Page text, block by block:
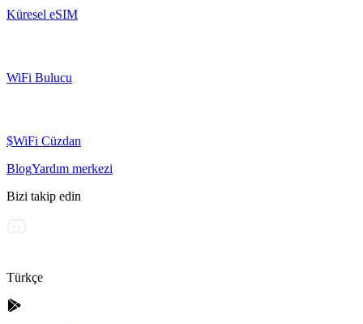
Küresel eSIM
WiFi Bulucu
$WiFi Cüzdan
BlogYardım merkezi
Bizi takip edin
Türkçe